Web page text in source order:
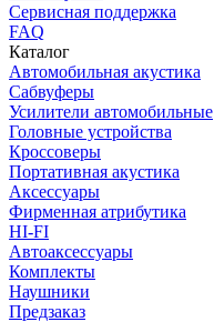
Сервисная поддержка
FAQ
Каталог
Автомобильная акустика
Сабвуферы
Усилители автомобильные
Головные устройства
Кроссоверы
Портативная акустика
Аксессуары
Фирменная атрибутика
HI-FI
Автоаксессуары
Комплекты
Наушники
Предзаказ